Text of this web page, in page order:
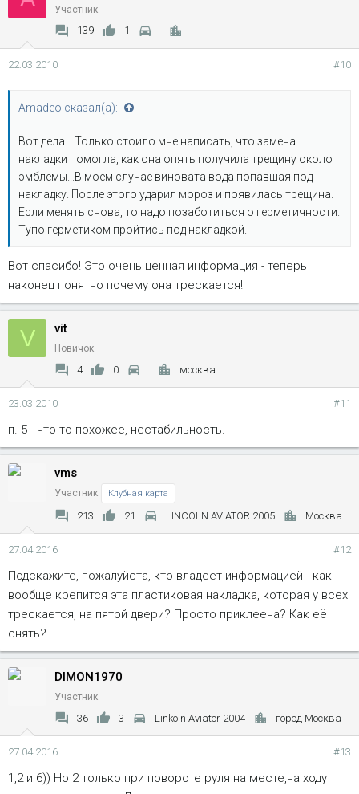
Участник
139 1
22.03.2010 #10
Amadeo сказал(а):
Вот дела... Только стоило мне написать, что замена
накладки помогла, как она опять получила трещину около
эмблемы...В моем случае виновата вода попавшая под
накладку. После этого ударил мороз и появилась трещина.
Если менять снова, то надо позаботиться о герметичности.
Тупо герметиком пройтись под накладкой.
Вот спасибо! Это очень ценная информация - теперь
наконец понятно почему она трескается!
V vit
Новичок
4 0 москва
23.03.2010 #11
п. 5 - что-то похожее, нестабильность.
vms
Участник Клубная карта
213 21 LINCOLN AVIATOR 2005 Москва
27.04.2016 #12
Подскажите, пожалуйста, кто владеет информацией - как
вообще крепится эта пластиковая накладка, которая у всех
трескается, на пятой двери? Просто приклеена? Как её
снять?
DIMON1970
Участник
36 3 Linkoln Aviator 2004 город Москва
27.04.2016 #13
1,2 и 6)) Но 2 только при повороте руля на месте,на ходу